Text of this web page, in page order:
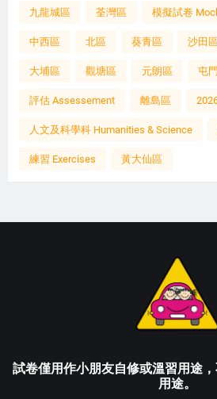
九龍城區 荃灣區 模擬試卷
中西區 北區 葵青區 沙田
大埔區 觀塘區 元朗區 屯
評估 Assessement 離島區
人文及科學科 Humanities & Science
練習 Exercises 黃大仙區
試卷僅用作小朋友自修或溫習用途
用途。